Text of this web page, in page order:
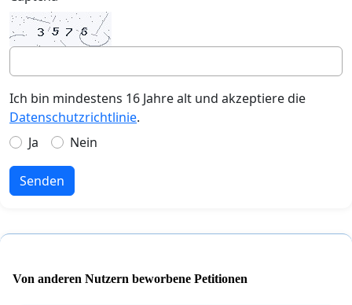
Ich bin mindestens 16 Jahre alt und akzeptiere die
Datenschutzrichtlinie.
Ja
Nein
Senden
Von anderen Nutzern beworbene Petitionen